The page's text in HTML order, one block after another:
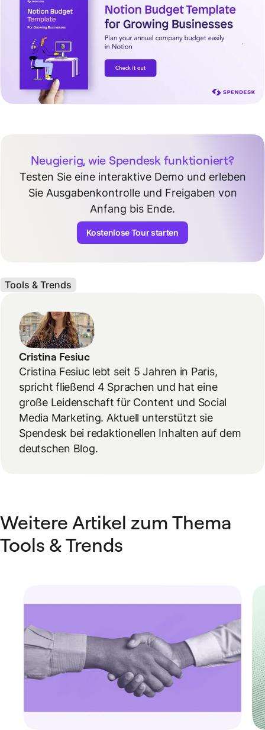
Neugierig, wie Spendesk funktioniert?
Testen Sie eine interaktive Demo und erleben
Sie Ausgabenkontrolle und Freigaben von
Anfang bis Ende.
Kostenlose Tour starten
Tools & Trends
Cristina Fesiuc
Cristina Fesiuc lebt seit 5 Jahren in Paris,
spricht fließend 4 Sprachen und hat eine
große Leidenschaft für Content und Social
Media Marketing. Aktuell unterstützt sie
Spendesk bei redaktionellen Inhalten auf dem
deutschen Blog.
Weitere Artikel zum Thema
Tools & Trends